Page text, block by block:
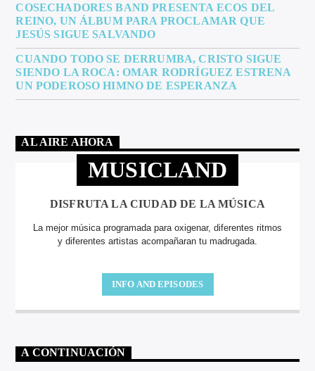
COSECHADORES BAND PRESENTA ECOS DEL
REINO, UN ÁLBUM PARA PROCLAMAR QUE
JESÚS SIGUE SALVANDO
CUANDO TODO SE DERRUMBA, CRISTO SIGUE
SIENDO LA ROCA: OMAR RODRÍGUEZ ESTRENA
UN PODEROSO HIMNO DE ESPERANZA
AL AIRE AHORA
MUSICLAND
DISFRUTA LA CIUDAD DE LA MÚSICA
La mejor música programada para oxigenar, diferentes ritmos
y diferentes artistas acompañaran tu madrugada.
INFO AND EPISODES
A CONTINUACIÓN